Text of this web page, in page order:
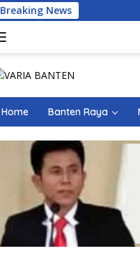
Breaking News
Home Banten Raya